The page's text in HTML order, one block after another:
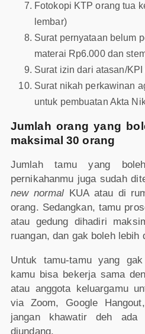
Fotokopi KTP orang tua
lembar)
Surat pernyataan belum
materai Rp6.000 dan
Surat izin dari atasan/
Surat nikah perkawinan
untuk pembuatan Akta
Jumlah orang yang
maksimal 30 orang
Jumlah tamu yang
pernikahanmu juga sudah
new normal
KUA atau di
orang. Sedangkan, tamu
atau gedung dihadiri
ruangan, dan gak boleh lebih
Untuk tamu-tamu yang
kamu bisa bekerja sama
atau anggota keluargamu
via Zoom, Google
jangan khawatir deh ada
diundang.